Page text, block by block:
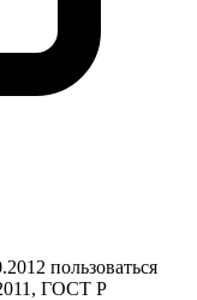
пользоваться
ГОСТ Р